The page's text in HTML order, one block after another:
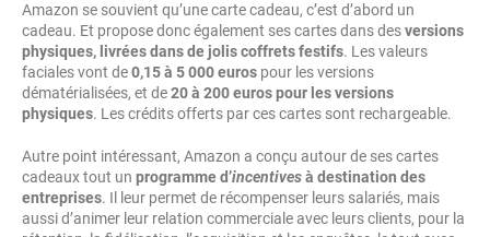
Amazon se souvient qu’une carte cadeau, c’est d’abord un
cadeau. Et propose donc également ses cartes dans desversions
physiques, livrées dans de jolis coffrets festifs. Les valeurs
faciales vont de0,15 à 5 000 euros pour les versions
dématérialisées, et de20 à 200 euros pour les versions
physiques. Les crédits offerts par ces cartes sont rechargeable.
Autre point intéressant, Amazon a conçu autour de ses cartes
cadeaux tout un programme d’incentivesà destination des
entreprises. Il leur permet de récompenser leurs salariés, mais
aussi d’animer leur relation commerciale avec leurs clients, pour la